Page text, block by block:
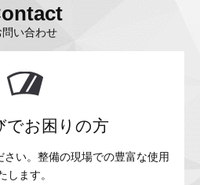
問い合わせ
でお困りの方
い。整備の現場での豊富な使用
します。